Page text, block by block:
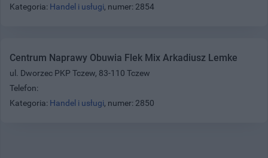
Kategoria: Handel i usługi, numer: 2854
Centrum Naprawy Obuwia Flek Mix Arkadiusz Lemke
ul. Dworzec PKP Tczew, 83-110 Tczew
Telefon:
Kategoria: Handel i usługi, numer: 2850